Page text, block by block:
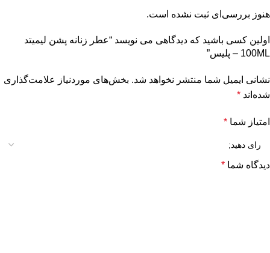
هنوز بررسی‌ای ثبت نشده است.
اولین کسی باشید که دیدگاهی می نویسد “عطر زنانه پشن لیمیتد
100ML – پلیس”
نشانی ایمیل شما منتشر نخواهد شد. بخش‌های موردنیاز علامت‌گذاری
شده‌اند *
امتیاز شما *
دیدگاه شما *